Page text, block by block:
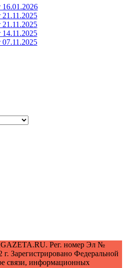
Рег. номер Эл №
Зарегистрировано Федеральной
связи, информационных